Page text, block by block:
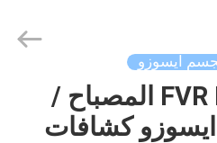
ايسوزو
ايسوزو FVR Ront المصباح /
كشافات